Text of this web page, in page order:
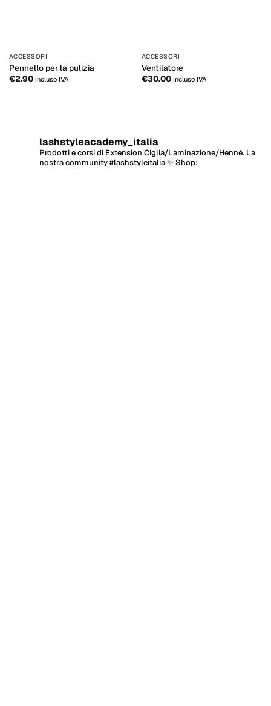
ACCESSORI
Pennello per la pulizia
€2.90 incluso IVA
ACCESSORI
Ventilatore
€30.00 incluso IVA
lashstyleacademy_italia
Prodotti e corsi di Extension Ciglia/Laminazione/Henné. La
nostra community #lashstyleitalia ✨ Shop: